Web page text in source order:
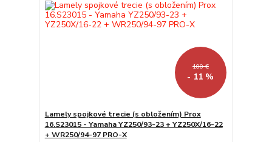
100 €
- 11 %
Lamely spojkové trecie (s obložením) Prox
16.S23015 - Yamaha YZ250/93-23 + YZ250X/16-22
+ WR250/94-97 PRO-X